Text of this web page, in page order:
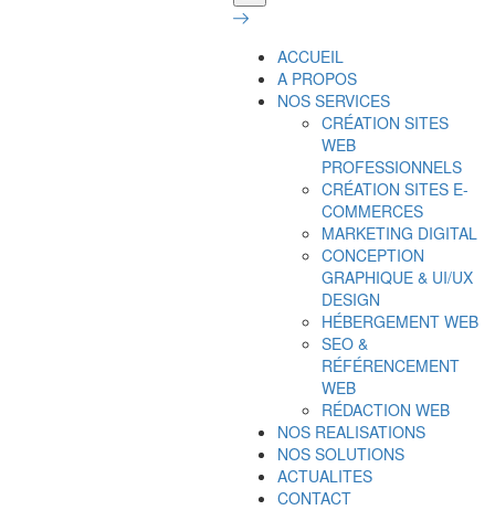
ACCUEIL
A PROPOS
NOS SERVICES
CRÉATION SITES
WEB
PROFESSIONNELS
CRÉATION SITES E-
COMMERCES
MARKETING DIGITAL
CONCEPTION
GRAPHIQUE & UI/UX
DESIGN
HÉBERGEMENT WEB
SEO &
RÉFÉRENCEMENT
WEB
RÉDACTION WEB
NOS REALISATIONS
NOS SOLUTIONS
ACTUALITES
CONTACT